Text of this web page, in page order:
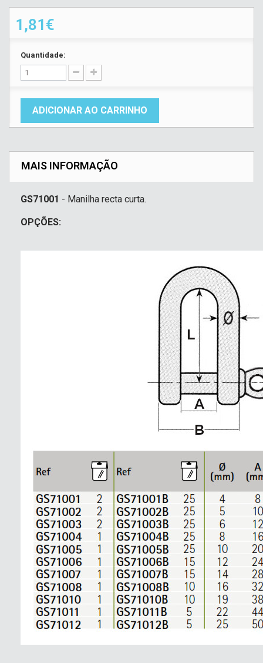
1,81€
Quantidade:
ADICIONAR AO CARRINHO
MAIS INFORMAÇÃO
GS71001 - Manilha recta curta.
OPÇÕES: